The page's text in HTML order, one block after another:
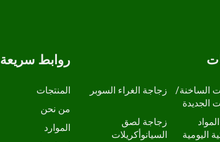
الساخنة/
الجديدة
زجاجة الغراء السوبر
اليومية
زجاجة لصق
السيانوأكريلات
روابط سريعة
المنتجات
من نحن
الموارد